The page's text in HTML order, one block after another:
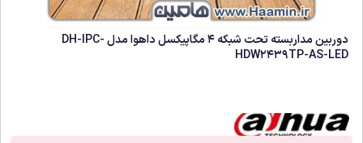
دوربین مداربسته تحت شبکه 4 مگاپیکسل داهوا مدل DH-IPC-
HDW2439TP-AS-LED